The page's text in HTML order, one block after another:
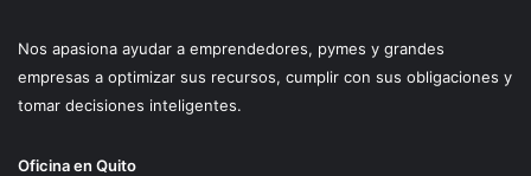
Nos apasiona ayudar a emprendedores, pymes y grandes
empresas a optimizar sus recursos, cumplir con sus obligaciones y
tomar decisiones inteligentes.
Oficina en Quito